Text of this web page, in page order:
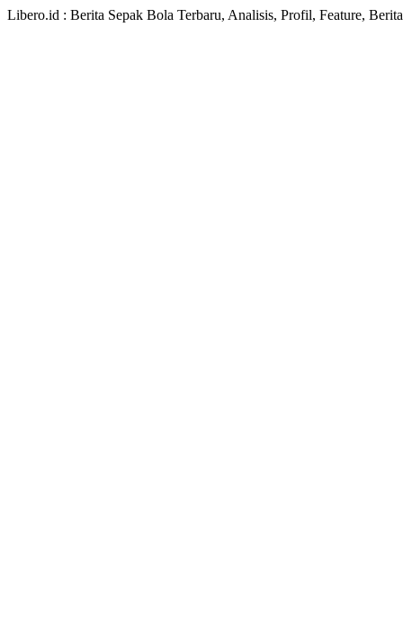
Libero.id : Berita Sepak Bola Terbaru, Analisis, Profil, Feature,